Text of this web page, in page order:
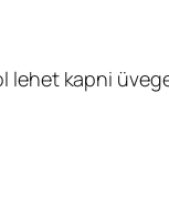
lehet kapni